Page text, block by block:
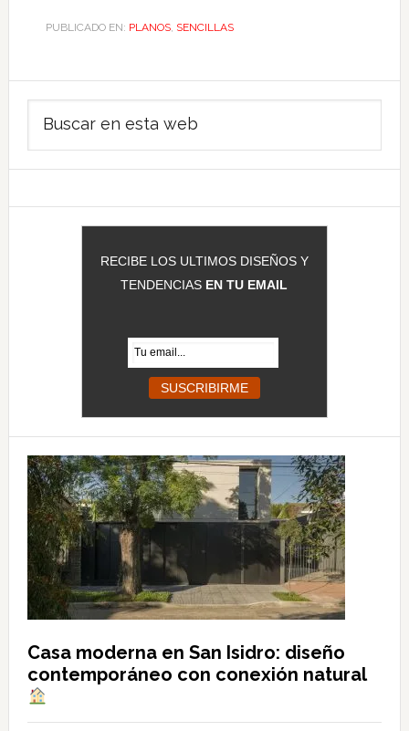
PUBLICADO EN: PLANOS, SENCILLAS
Barra
lateral
principal
RECIBE LOS ULTIMOS DISEÑOS Y
TENDENCIAS EN TU EMAIL
Casa moderna en San Isidro: diseño
contemporáneo con conexión natural